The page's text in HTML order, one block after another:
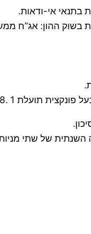
בשוק ההון: אג”ח
השנתית של שתי